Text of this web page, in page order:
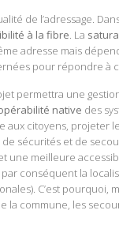
de l’adressage.
à la fibre. La
adresse mais
pour répondre à
permettra une
native des
aux citoyens, projeter
sécurités et de
une meilleure
conséquent la
C’est pourquoi,
commune, les